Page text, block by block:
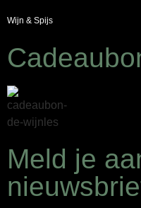
Wijn & Spijs
Meld je